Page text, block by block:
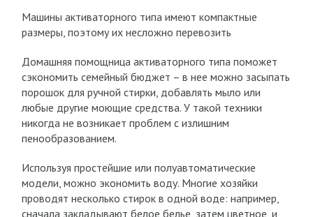
Машины активаторного типа имеют компактные
размеры, поэтому их несложно перевозить
Домашняя помощница активаторного типа поможет
сэкономить семейный бюджет – в нее можно засыпать
порошок для ручной стирки, добавлять мыло или
любые другие моющие средства. У такой техники
никогда не возникает проблем с излишним
пенообразованием.
Используя простейшие или полуавтоматические
модели, можно экономить воду. Многие хозяйки
проводят несколько стирок в одной воде: например,
сначала закладывают белое белье, затем цветное, и